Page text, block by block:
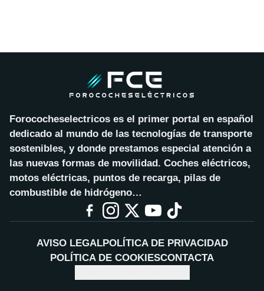
Forococheselectricos es el primer portal en español
dedicado al mundo de las tecnologías de transporte
sostenibles, y donde prestamos especial atención a
las nuevas formas de movilidad. Coches eléctricos,
motos eléctricas, puntos de recarga, pilas de
combustible de hidrógeno…
AVISO LEGALPOLÍTICA DE PRIVACIDAD
POLÍTICA DE COOKIESCONTACTA